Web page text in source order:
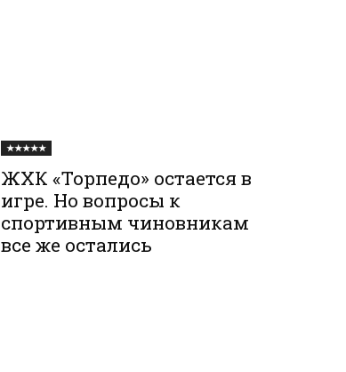
★★★★★
ЖХК «Торпедо» остается в
игре. Но вопросы к
спортивным чиновникам
все же остались